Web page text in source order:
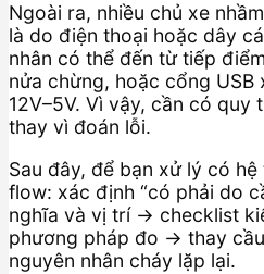
Ngoài ra, nhiều chủ xe
là do điện thoại hoặc dây
nhân có thể đến từ tiếp
nửa chừng, hoặc cổng
12V–5V. Vì vậy, cần có quy
thay vì đoán lỗi.
Sau đây, để bạn xử lý có
flow: xác định “có phải do
nghĩa và vị trí → checklist
phương pháp đo → thay
nguyên nhân cháy lặp lại.